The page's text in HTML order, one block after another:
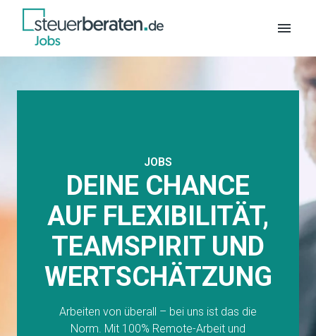
Inhalt
springen
Startseite
JOBS
DEINE CHANCE
AUF FLEXIBILITÄT,
TEAMSPIRIT UND
WERTSCHÄTZUNG
Arbeiten von überall – bei uns ist das die
Norm. Mit 100% Remote-Arbeit und